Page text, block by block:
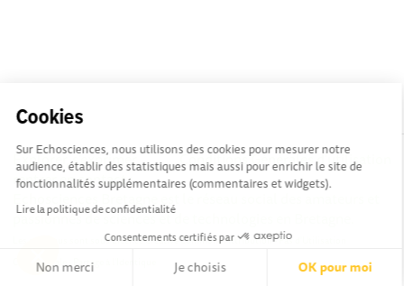
Cookies
Sur Echosciences, nous utilisons des cookies pour mesurer notre
audience, établir des statistiques mais aussi pour enrichir le site de
fonctionnalités supplémentaires (commentaires et widgets).
Lire la politique de confidentialité
Consentements certifiés par
Non merci Je choisis OK pour moi
Conditions Générales d'utilisation
Explorer, s’exprimer,
rentrer en contact :
Echosciences Bretagne est le réseau social des amateurs et
passionnés de sciences et de technologies en Bretagne.
Les contenus sont sous Licence Creative Commons Attribution - Pas d'Utilisation
Commerciale - Partage à l'Identique